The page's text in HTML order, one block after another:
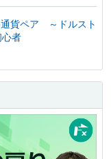
通貨ペア ～ドルスト
者